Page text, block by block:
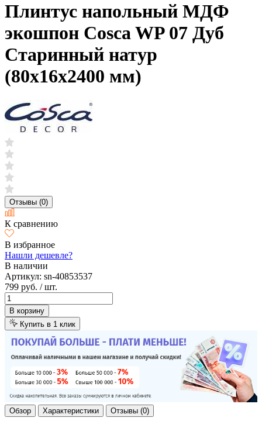
Плинтус напольный МДФ
экошпон Cosca WP 07 Дуб
Старинный натур
(80х16х2400 мм)
Отзывы (0)
К сравнению
В избранное
Нашли дешевле?
В наличии
Артикул: sn-40853537
799 руб. / шт.
В корзину
Купить в 1 клик
Обзор Характеристики Отзывы (0)